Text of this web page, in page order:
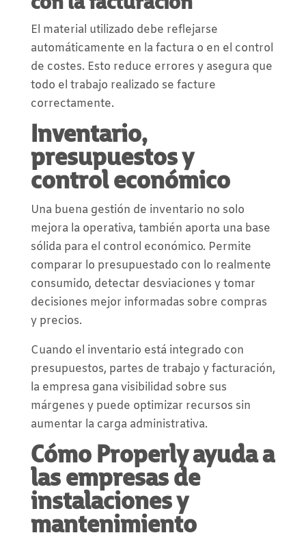
El material utilizado debe reflejarse
automáticamente en la factura o en el control
de costes. Esto reduce errores y asegura que
todo el trabajo realizado se facture
correctamente.
Inventario,
presupuestos y
control económico
Una buena gestión de inventario no solo
mejora la operativa, también aporta una base
sólida para el control económico. Permite
comparar lo presupuestado con lo realmente
consumido, detectar desviaciones y tomar
decisiones mejor informadas sobre compras
y precios.
Cuando el inventario está integrado con
presupuestos, partes de trabajo y facturación,
la empresa gana visibilidad sobre sus
márgenes y puede optimizar recursos sin
aumentar la carga administrativa.
Cómo Properly ayuda a
las empresas de
instalaciones y
mantenimiento